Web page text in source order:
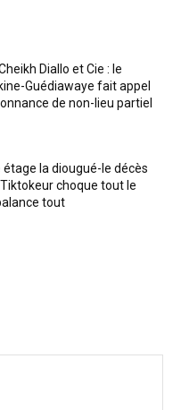
Diallo et Cie : le
Guédiawaye fait appel
de non-lieu partiel
la diougué-le décès
choque tout le
tout